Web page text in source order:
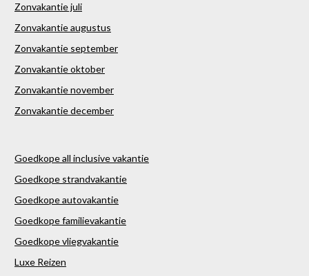
Zonvakantie juli
Zonvakantie augustus
Zonvakantie september
Zonvakantie oktober
Zonvakantie november
Zonvakantie december
Goedkope all inclusive vakantie
Goedkope strandvakantie
Goedkope autovakantie
Goedkope familievakantie
Goedkope vliegvakantie
Luxe Reizen